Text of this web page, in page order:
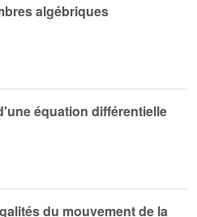
algébriques
équation différentielle
du mouvement de la